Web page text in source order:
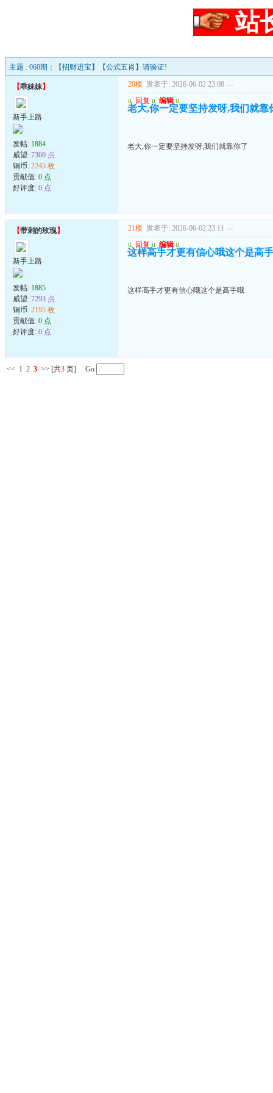
站
主题 : 060期：【招财进宝】【公式五肖】请验证!
【乖妹妹】
新手上路
发帖: 1884
威望: 7360 点
铜币: 2245 枚
贡献值: 0 点
好评度: 0 点
20楼 发表于: 2026-06-02 23:08 ---
u 回复 u 编辑 u
老大,你一定要坚持发呀,我们就靠
老大,你一定要坚持发呀,我们就靠你了
【带刺的玫瑰】
新手上路
发帖: 1885
威望: 7293 点
铜币: 2195 枚
贡献值: 0 点
好评度: 0 点
21楼 发表于: 2026-06-02 23:11 ---
u 回复 u 编辑 u
这样高手才更有信心哦这个是高
这样高手才更有信心哦这个是高手哦
<< 1 2 3 >> [共3 页] Go